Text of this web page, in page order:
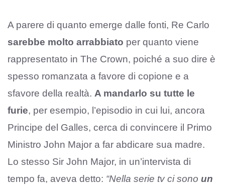
A parere di quanto emerge dalle fonti, Re Carlo
sarebbe molto arrabbiato per quanto viene
rappresentato in The Crown, poiché a suo dire è
spesso romanzata a favore di copione e a
sfavore della realtà. A mandarlo su tutte le
furie, per esempio, l’episodio in cui lui, ancora
Principe del Galles, cerca di convincere il Primo
Ministro John Major a far abdicare sua madre.
Lo stesso Sir John Major, in un’intervista di
tempo fa, aveva detto: “Nella serie tv ci sono un